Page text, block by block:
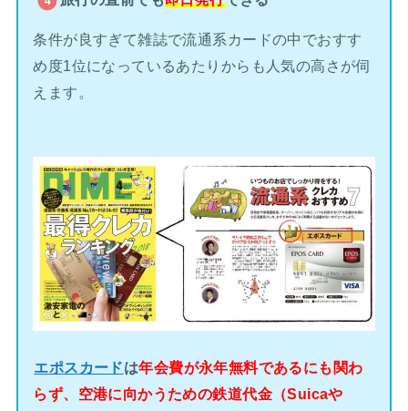
条件が良すぎて雑誌で流通系カードの中でおすす
め度1位になっているあたりからも人気の高さが伺
えます。
エポスカードは年会費が永年無料であるにも関わ
らず、空港に向かうための鉄道代金（Suicaや